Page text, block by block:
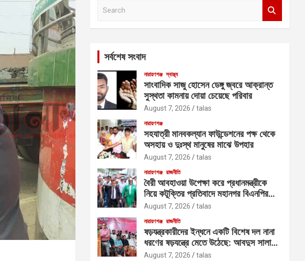
সর্বশেষ সংবাদ
নারায়ণগঞ্জ স্বাস্থ্য
সাংবাদিক সাজু হোসেন ডেঙ্গু জ্বরে আক্রান্ত
সুস্থতা কামনায় দোয়া চেয়েছে পরিবার
August 7, 2026 talas
নারায়ণগঞ্জ
সহযাত্রী মানবকল্যান ফাউন্ডেশনের পক্ষ থেকে
অসহায় ও দুঃস্থ মানুষের মাঝে উপহার
August 7, 2026 talas
নারায়ণগঞ্জ রাজনীতি
বৈরী আবহাওয়া উপেক্ষা করে প্রধানমন্ত্রীকে
নিয়ে কটূক্তির প্রতিবাদে মহানগর বিএনপির
বিক্ষোভ
August 7, 2026 talas
নারায়ণগঞ্জ রাজনীতি
ষড়যন্ত্রকারীদের ইন্ধনে একটি বিশেষ দল নানা
ধরণের ষড়যন্ত্রে মেতে উঠেছে: আবদুস সালাম
আজাদ
August 7, 2026 talas